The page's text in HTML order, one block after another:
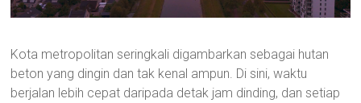
Kota metropolitan seringkali digambarkan sebagai hutan
beton yang dingin dan tak kenal ampun. Di sini, waktu
berjalan lebih cepat daripada detak jam dinding, dan setiap